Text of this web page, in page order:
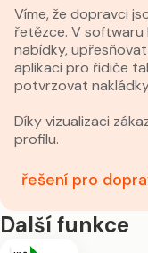
Víme, že dopravci
řetězce. V softwaru
nabídky,
aplikaci pro řidiče
potvrzovat
Díky vizualizaci
profilu.
řešení pro
Další funkce